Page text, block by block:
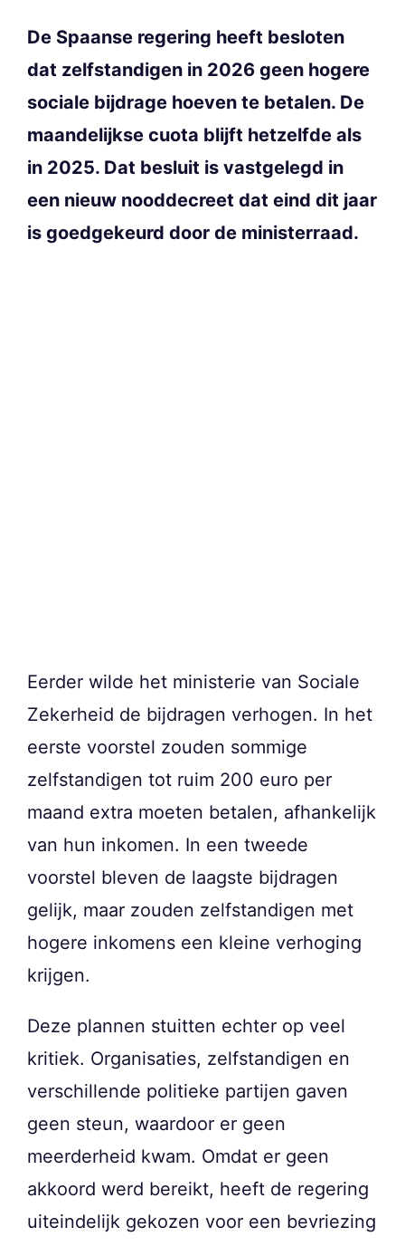
De Spaanse regering heeft besloten
dat zelfstandigen in 2026 geen hogere
sociale bijdrage hoeven te betalen. De
maandelijkse cuota blijft hetzelfde als
in 2025. Dat besluit is vastgelegd in
een nieuw nooddecreet dat eind dit jaar
is goedgekeurd door de ministerraad.
Eerder wilde het ministerie van Sociale
Zekerheid de bijdragen verhogen. In het
eerste voorstel zouden sommige
zelfstandigen tot ruim 200 euro per
maand extra moeten betalen, afhankelijk
van hun inkomen. In een tweede
voorstel bleven de laagste bijdragen
gelijk, maar zouden zelfstandigen met
hogere inkomens een kleine verhoging
krijgen.
Deze plannen stuitten echter op veel
kritiek. Organisaties, zelfstandigen en
verschillende politieke partijen gaven
geen steun, waardoor er geen
meerderheid kwam. Omdat er geen
akkoord werd bereikt, heeft de regering
uiteindelijk gekozen voor een bevriezing